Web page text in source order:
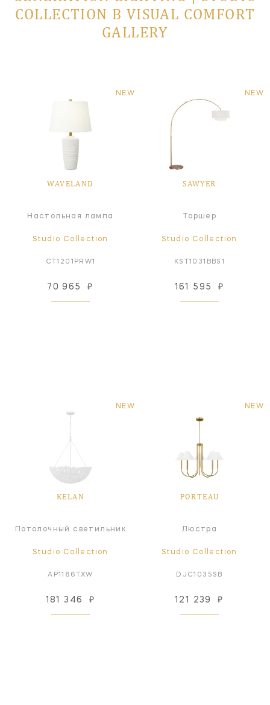
COLLECTION В VISUAL COMFORT
GALLERY
NEW
WAVELAND
Настольная лампа
Studio Collection
CT1201PRW1
70 965 ₽
NEW
SAWYER
Торшер
Studio Collection
KST1031BBS1
161 595 ₽
NEW
KELAN
Потолочный светильник
Studio Collection
AP1186TXW
181 346 ₽
NEW
PORTEAU
Люстра
Studio Collection
DJC1035SB
121 239 ₽